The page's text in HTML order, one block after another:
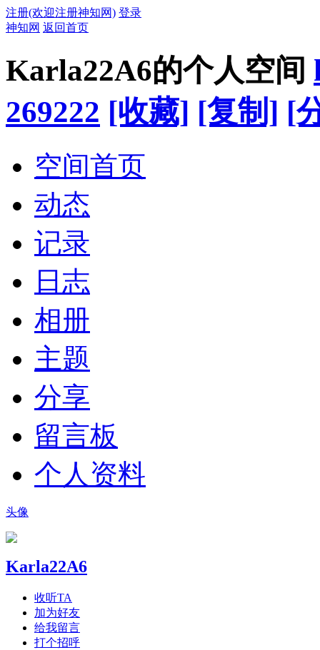
注册(欢迎注册神知网) 登录
神知网 返回首页
Karla22A6的个人空间
269222 [收藏] [复制] [
空间首页
动态
记录
日志
相册
主题
分享
留言板
个人资料
头像
Karla22A6
收听TA
加为好友
给我留言
打个招呼